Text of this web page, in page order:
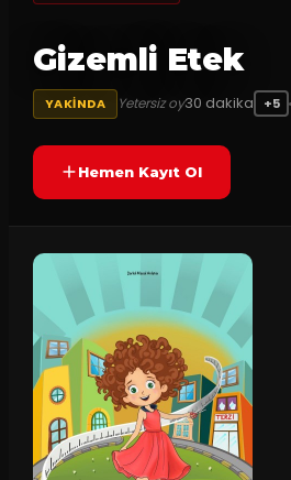
Gizemli Etek
YAKINDA Yetersiz oy30 dakika +5
Hemen Kayıt Ol